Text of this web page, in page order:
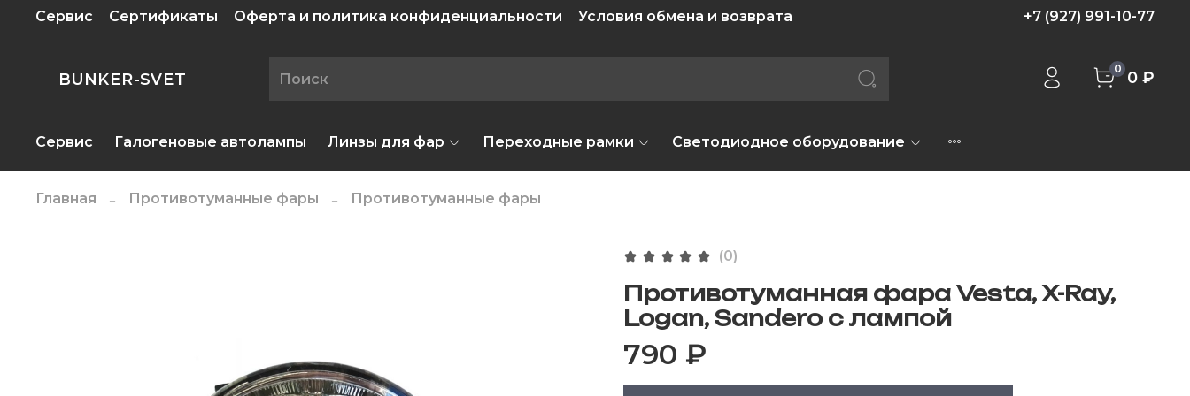
Сервис Сертификаты Оферта и политика конфиденциальности Условия обмена и возврата +7 (927) 991-10-77
BUNKER-SVET
0 0 ₽
Сервис Галогеновые автолампы Линзы для фар Переходные рамки Светодиодное оборудование
Главная Противотуманные фары Противотуманные фары
(0)
Противотуманная фара Vesta, X-Ray,
Logan, Sandero с лампой
790 ₽